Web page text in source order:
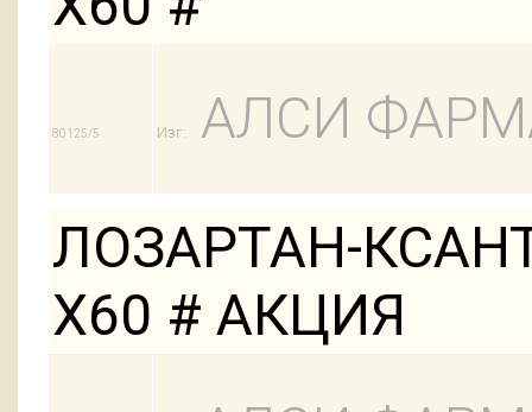
80125/5 Изг:
АЛСИ
ЛОЗАРТАН-
Х60 # АКЦИЯ